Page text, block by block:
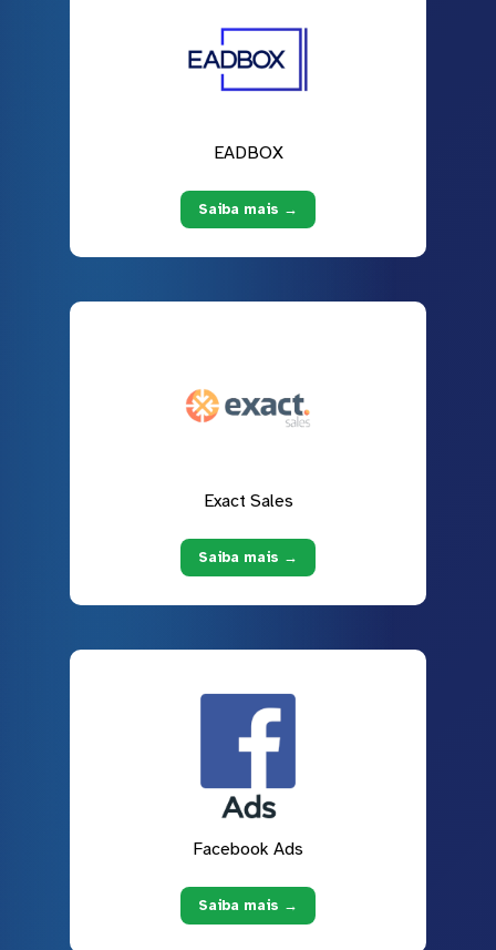
EADBOX
Saiba mais →
Exact Sales
Saiba mais →
Facebook Ads
Saiba mais →